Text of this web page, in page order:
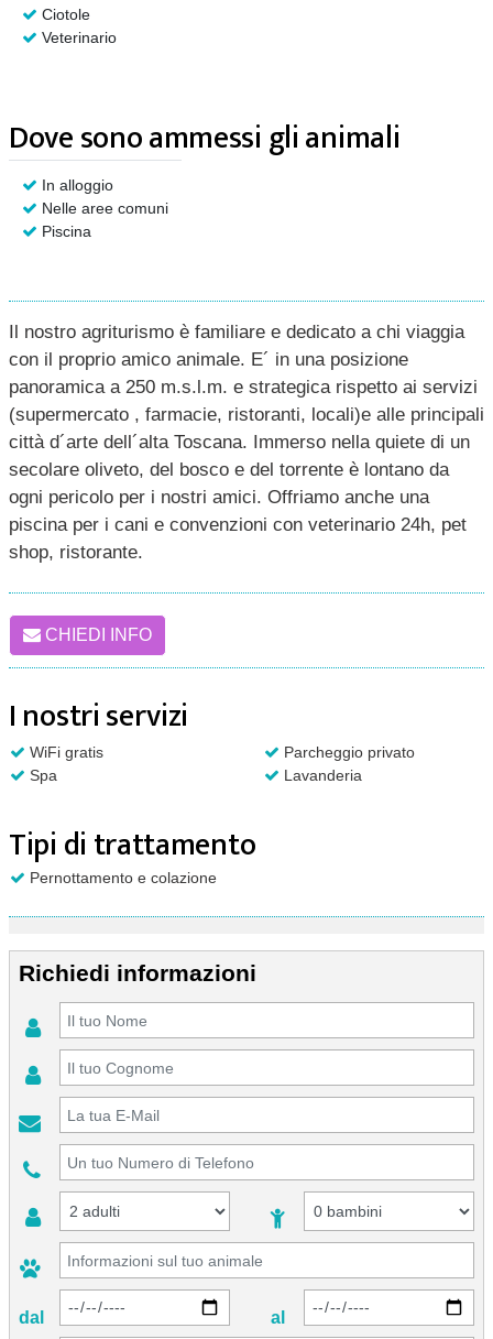
Ciotole
Veterinario
Dove sono ammessi gli animali
In alloggio
Nelle aree comuni
Piscina
Il nostro agriturismo è familiare e dedicato a chi viaggia
con il proprio amico animale. E´ in una posizione
panoramica a 250 m.s.l.m. e strategica rispetto ai servizi
(supermercato , farmacie, ristoranti, locali)e alle principali
città d´arte dell´alta Toscana. Immerso nella quiete di un
secolare oliveto, del bosco e del torrente è lontano da
ogni pericolo per i nostri amici. Offriamo anche una
piscina per i cani e convenzioni con veterinario 24h, pet
shop, ristorante.
CHIEDI INFO
I nostri servizi
WiFi gratis
Parcheggio privato
Spa
Lavanderia
Tipi di trattamento
Pernottamento e colazione
Richiedi informazioni
dal al